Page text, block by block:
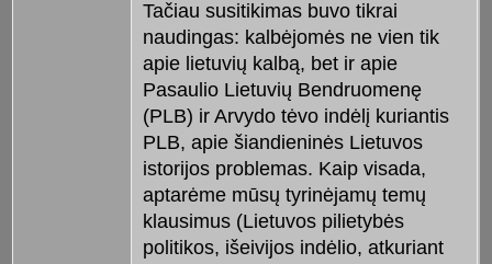
Tačiau susitikimas buvo tikrai
naudingas: kalbėjomės ne vien tik
apie lietuvių kalbą, bet ir apie
Pasaulio Lietuvių Bendruomenę
(PLB) ir Arvydo tėvo indėlį kuriantis
PLB, apie šiandieninės Lietuvos
istorijos problemas. Kaip visada,
aptarėme mūsų tyrinėjamų temų
klausimus (Lietuvos pilietybės
politikos, išeivijos indėlio, atkuriant